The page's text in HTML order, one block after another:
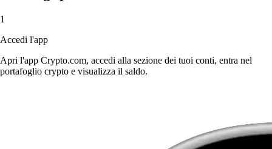
1
Accedi l'app
Apri l'app Crypto.com, accedi alla sezione dei tuoi conti, entra nel
portafoglio crypto e visualizza il saldo.